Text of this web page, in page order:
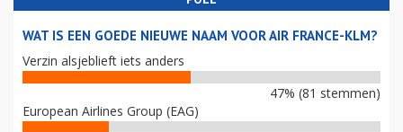
WAT IS EEN GOEDE NIEUWE NAAM VOOR AIR FRANCE-KLM?
Verzin alsjeblieft iets anders
47% (81 stemmen)
European Airlines Group (EAG)